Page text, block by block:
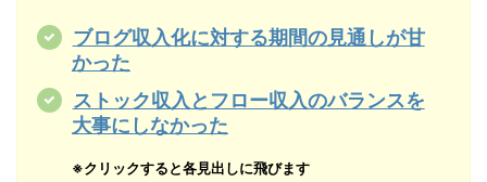
ブログ収入化に対する期間の見通しが甘
かった
ストック収入とフロー収入のバランスを
大事にしなかった
※クリックすると各見出しに飛びます